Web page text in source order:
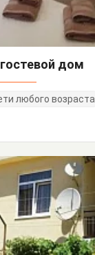
дом
любого возраста